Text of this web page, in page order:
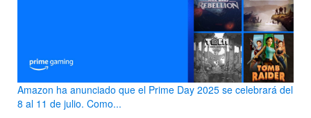
Amazon ha anunciado que el Prime Day 2025 se celebrará del
8 al 11 de julio. Como...